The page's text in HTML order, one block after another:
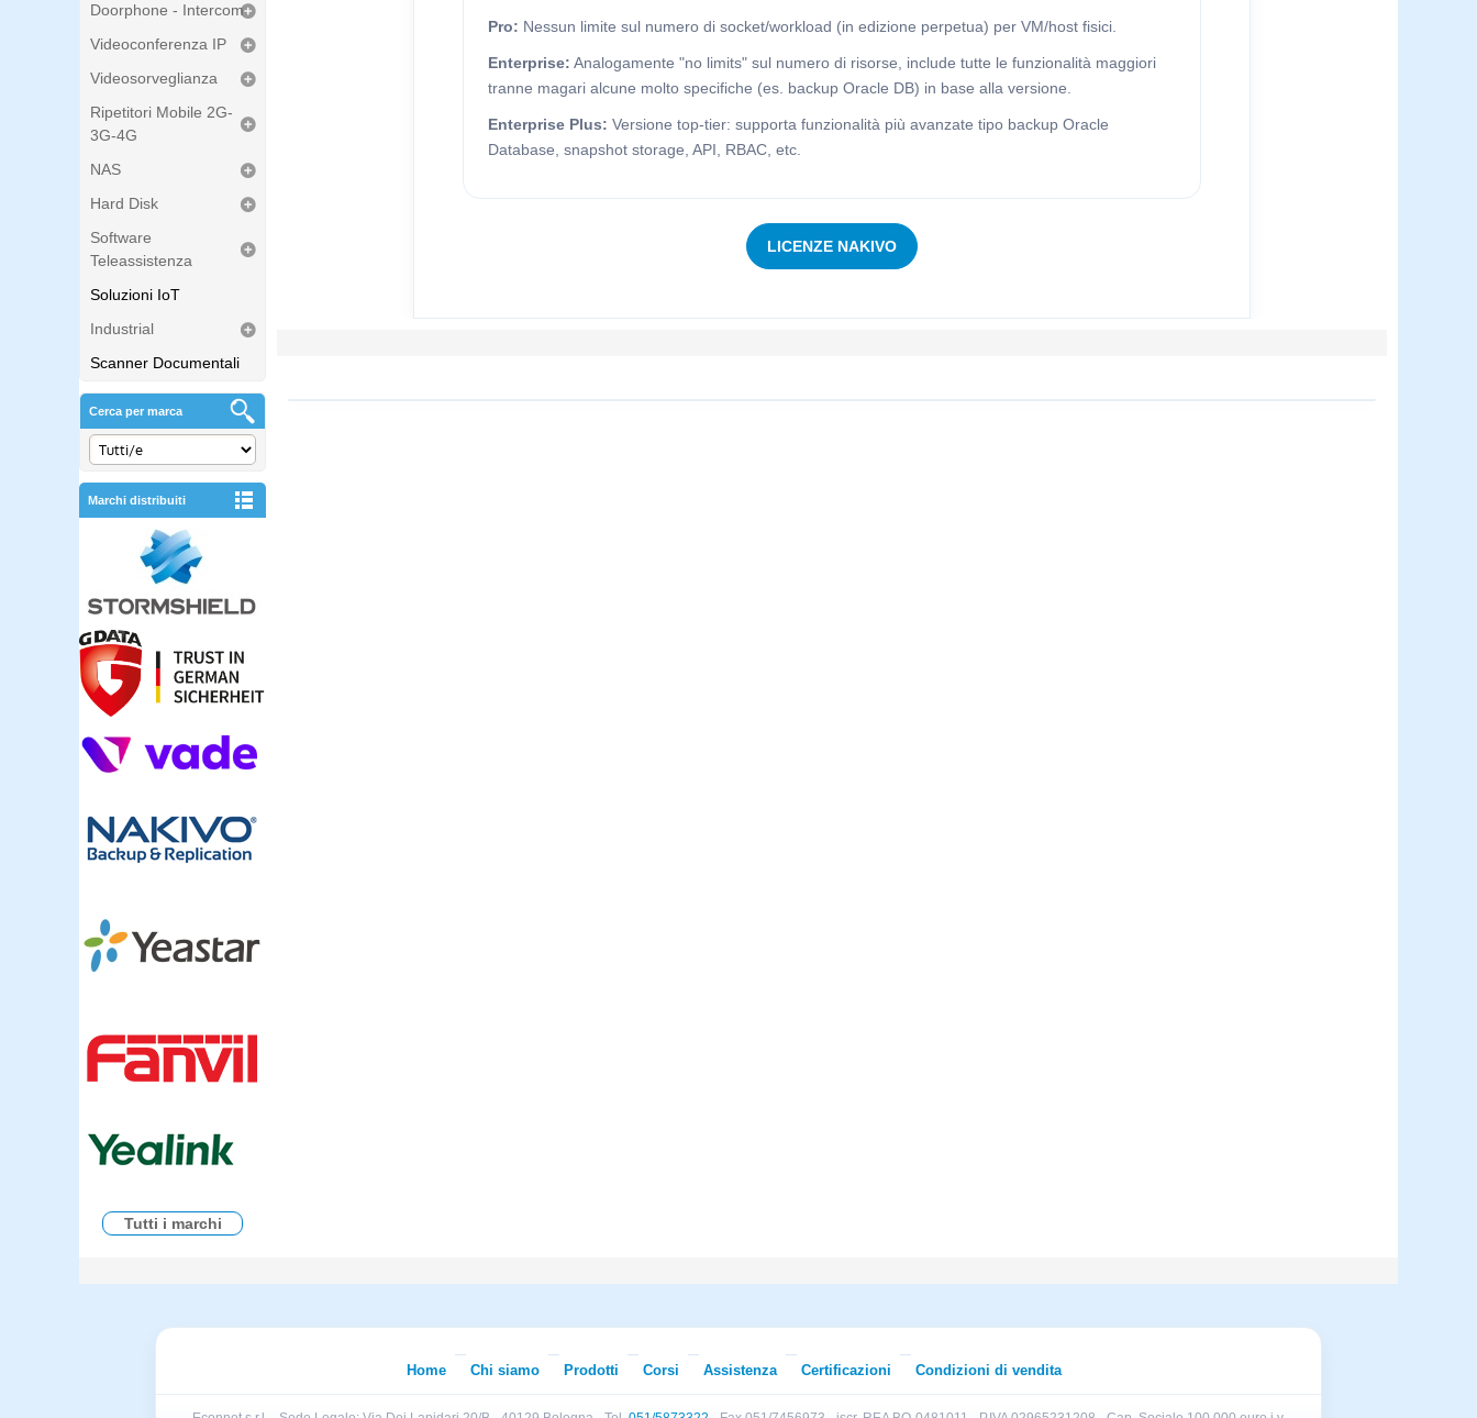
Doorphone - Intercom
Videoconferenza IP
Videosorveglianza
Ripetitori Mobile 2G-
3G-4G
NAS
Hard Disk
Software
Teleassistenza
Soluzioni IoT
Industrial
Scanner Documentali
Cerca per marca
Marchi distribuiti
Tutti i marchi
Pro: Nessun limite sul numero di socket/workload (in edizione perpetua) per VM/host fisici.
Enterprise: Analogamente "no limits" sul numero di risorse, include tutte le funzionalità maggiori
tranne magari alcune molto specifiche (es. backup Oracle DB) in base alla versione.
Enterprise Plus: Versione top-tier: supporta funzionalità più avanzate tipo backup Oracle
Database, snapshot storage, API, RBAC, etc.
LICENZE NAKIVO
Home Chi siamo Prodotti Corsi Assistenza Certificazioni Condizioni di vendita